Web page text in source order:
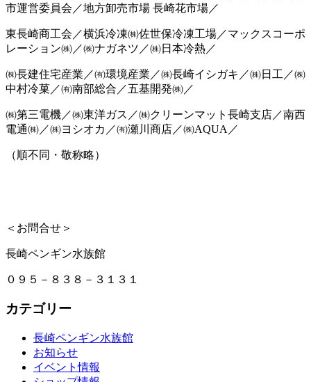
市運営委員会／地方卸売市場 長崎花市場／
東長崎商工会／横浜冷凍㈱佐世保冷凍工場／マックスコーポ
レーション㈱／㈱ナガネツ／㈱日本冷熱／
㈱長建住宅産業／㈲環境産業／㈱長崎イシガキ／㈱日工／㈱
中村冷菓／㈲南部総合／五基開発㈱／
㈱第三電機／㈱東洋ガス／㈱クリーンマット長崎支店／南西
電通㈱／㈱ヨシオカ／㈲瀬川商店／㈱AQUA／
（順不同・敬称略）
＜お問合せ＞
長崎ペンギン水族館
０９５－８３８－３１３１
カテゴリー
長崎ペンギン水族館
お知らせ
イベント情報